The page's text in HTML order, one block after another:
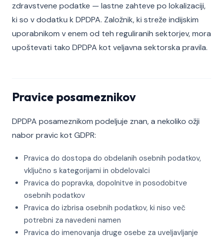
zdravstvene podatke — lastne zahteve po lokalizaciji,
ki so v dodatku k DPDPA. Založnik, ki streže indijskim
uporabnikom v enem od teh reguliranih sektorjev, mora
upoštevati tako DPDPA kot veljavna sektorska pravila.
Pravice posameznikov
DPDPA posameznikom podeljuje znan, a nekoliko ožji
nabor pravic kot GDPR:
Pravica do dostopa do obdelanih osebnih podatkov,
vključno s kategorijami in obdelovalci
Pravica do popravka, dopolnitve in posodobitve
osebnih podatkov
Pravica do izbrisa osebnih podatkov, ki niso več
potrebni za navedeni namen
Pravica do imenovanja druge osebe za uveljavljanje